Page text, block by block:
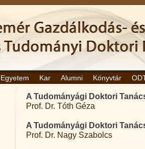
Egyetem Kar Alumni Könyvtár
A Tudományági Doktori
Prof. Dr. Tóth Géza
A Tudományági Doktori
Prof. Dr. Nagy Szabolcs